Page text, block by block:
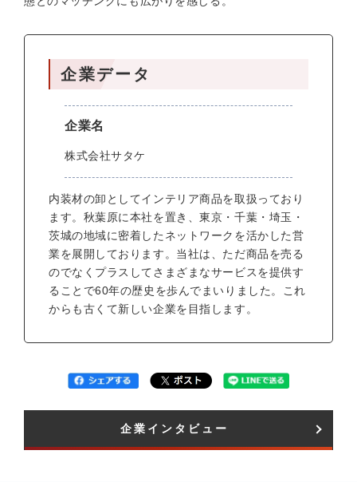
企業データ
企業名
株式会社サタケ
内装材の卸としてインテリア商品を取扱っており
ます。秋葉原に本社を置き、東京・千葉・埼玉・
茨城の地域に密着したネットワークを活かした営
業を展開しております。当社は、ただ商品を売る
のでなくプラスしてさまざまなサービスを提供す
ることで60年の歴史を歩んでまいりました。これ
からも古くて新しい企業を目指します。
企業インタビュー​